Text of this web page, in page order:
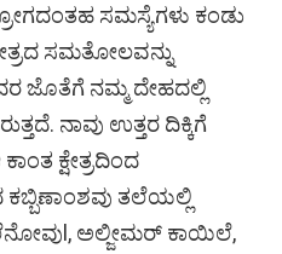
ಸಮಸ್ಯೆಗಳು ಕಂಡು
ಸಮತೋಲವನ್ನು
ಜೊತೆಗೆ ನಮ್ಮ ದೇಹದಲ್ಲಿ
ನಾವು ಉತ್ತರ ದಿಕ್ಕಿಗೆ
ಕ್ಷೇತ್ರದಿಂದ
ತಲೆಯಲ್ಲಿ
ಅಲ್ಜೀಮರ್ ಕಾಯಿಲೆ,